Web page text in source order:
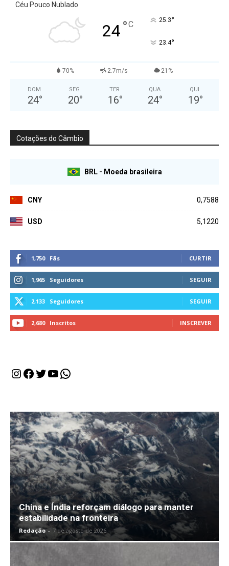
Céu Pouco Nublado
24°C 25.3°
23.4°
70% 2.7m/s 21%
DOM
24°
SEG
20°
TER
16°
QUA
24°
QUI
19°
Cotações do Câmbio
BRL - Moeda brasileira
CNY 0,7588
USD 5,1220
1,750 Fãs CURTIR
1,965 Seguidores SEGUIR
2,133 Seguidores SEGUIR
2,680 Inscritos INSCREVER
Instagram
Facebook
Twitter
Youtube
WhatsApp
China e Índia reforçam diálogo para manter
estabilidade na fronteira
Redação - 7 de agosto de 2026